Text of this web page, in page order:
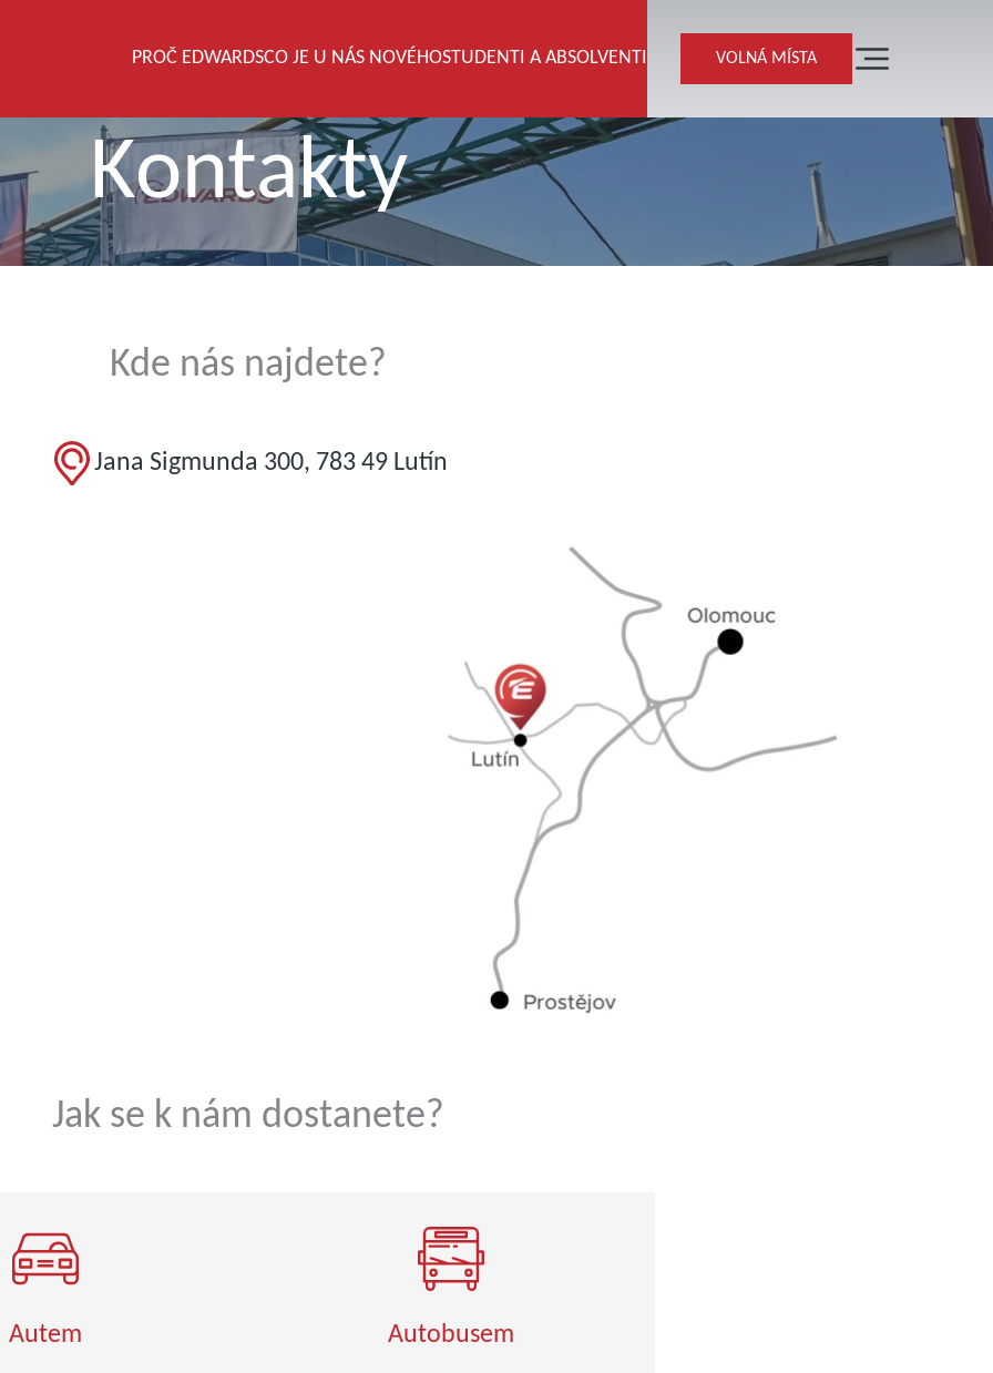
PROČ EDWARDSCO JE U NÁS NOVÉHOSTUDENTI A ABSOLVENTI VOLNÁ MÍSTA
NAŠE TÝMY
Kontakty
Kde nás najdete?
Jana Sigmunda 300, 783 49 Lutín
Jak se k nám dostanete?
Autem Autobusem